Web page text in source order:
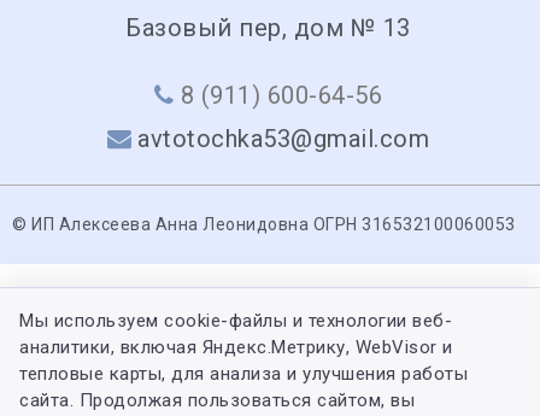
Базовый пер, дом № 13
8 (911) 600-64-56
avtotochka53@gmail.com
© ИП Алексеева Анна Леонидовна ОГРН 316532100060053
Мы используем cookie-файлы и технологии веб-
аналитики, включая Яндекс.Метрику, WebVisor и
тепловые карты, для анализа и улучшения работы
сайта. Продолжая пользоваться сайтом, вы